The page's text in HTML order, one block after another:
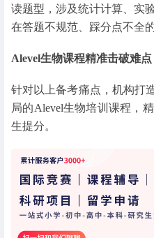
读题型，涉及统计计算、实
在答题不规范、踩分点不全的
Alevel生物课程精准击破难点
针对以上备考痛点，机构打
局的Alevel生物培训课程，
生提分。